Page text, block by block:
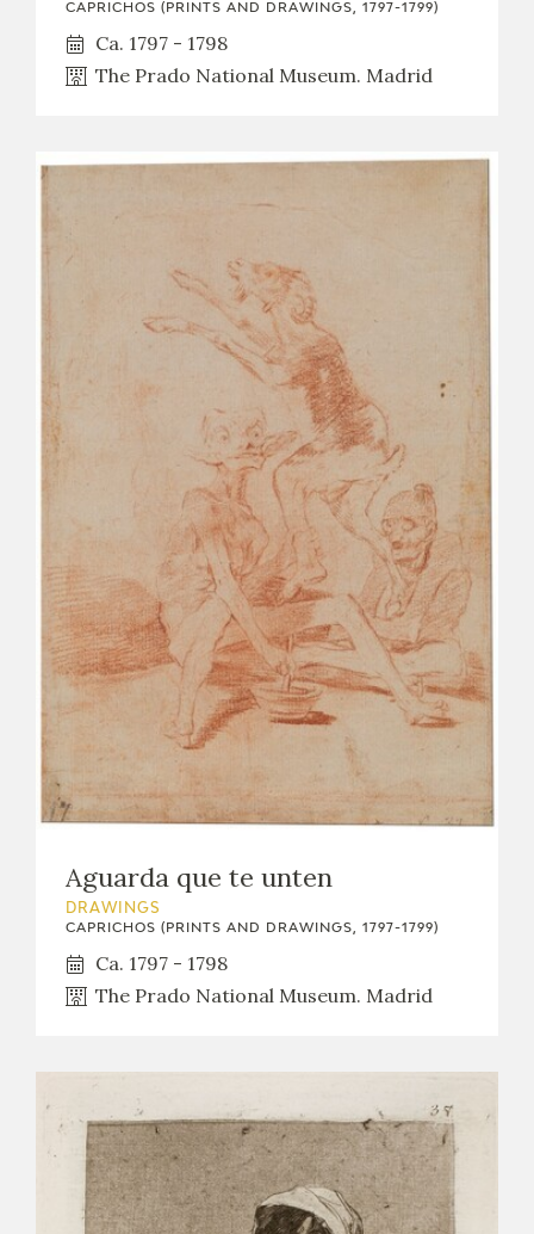
CAPRICHOS (PRINTS AND DRAWINGS, 1797-1799)
Ca. 1797 - 1798
The Prado National Museum. Madrid
Aguarda que te unten
DRAWINGS
CAPRICHOS (PRINTS AND DRAWINGS, 1797-1799)
Ca. 1797 - 1798
The Prado National Museum. Madrid